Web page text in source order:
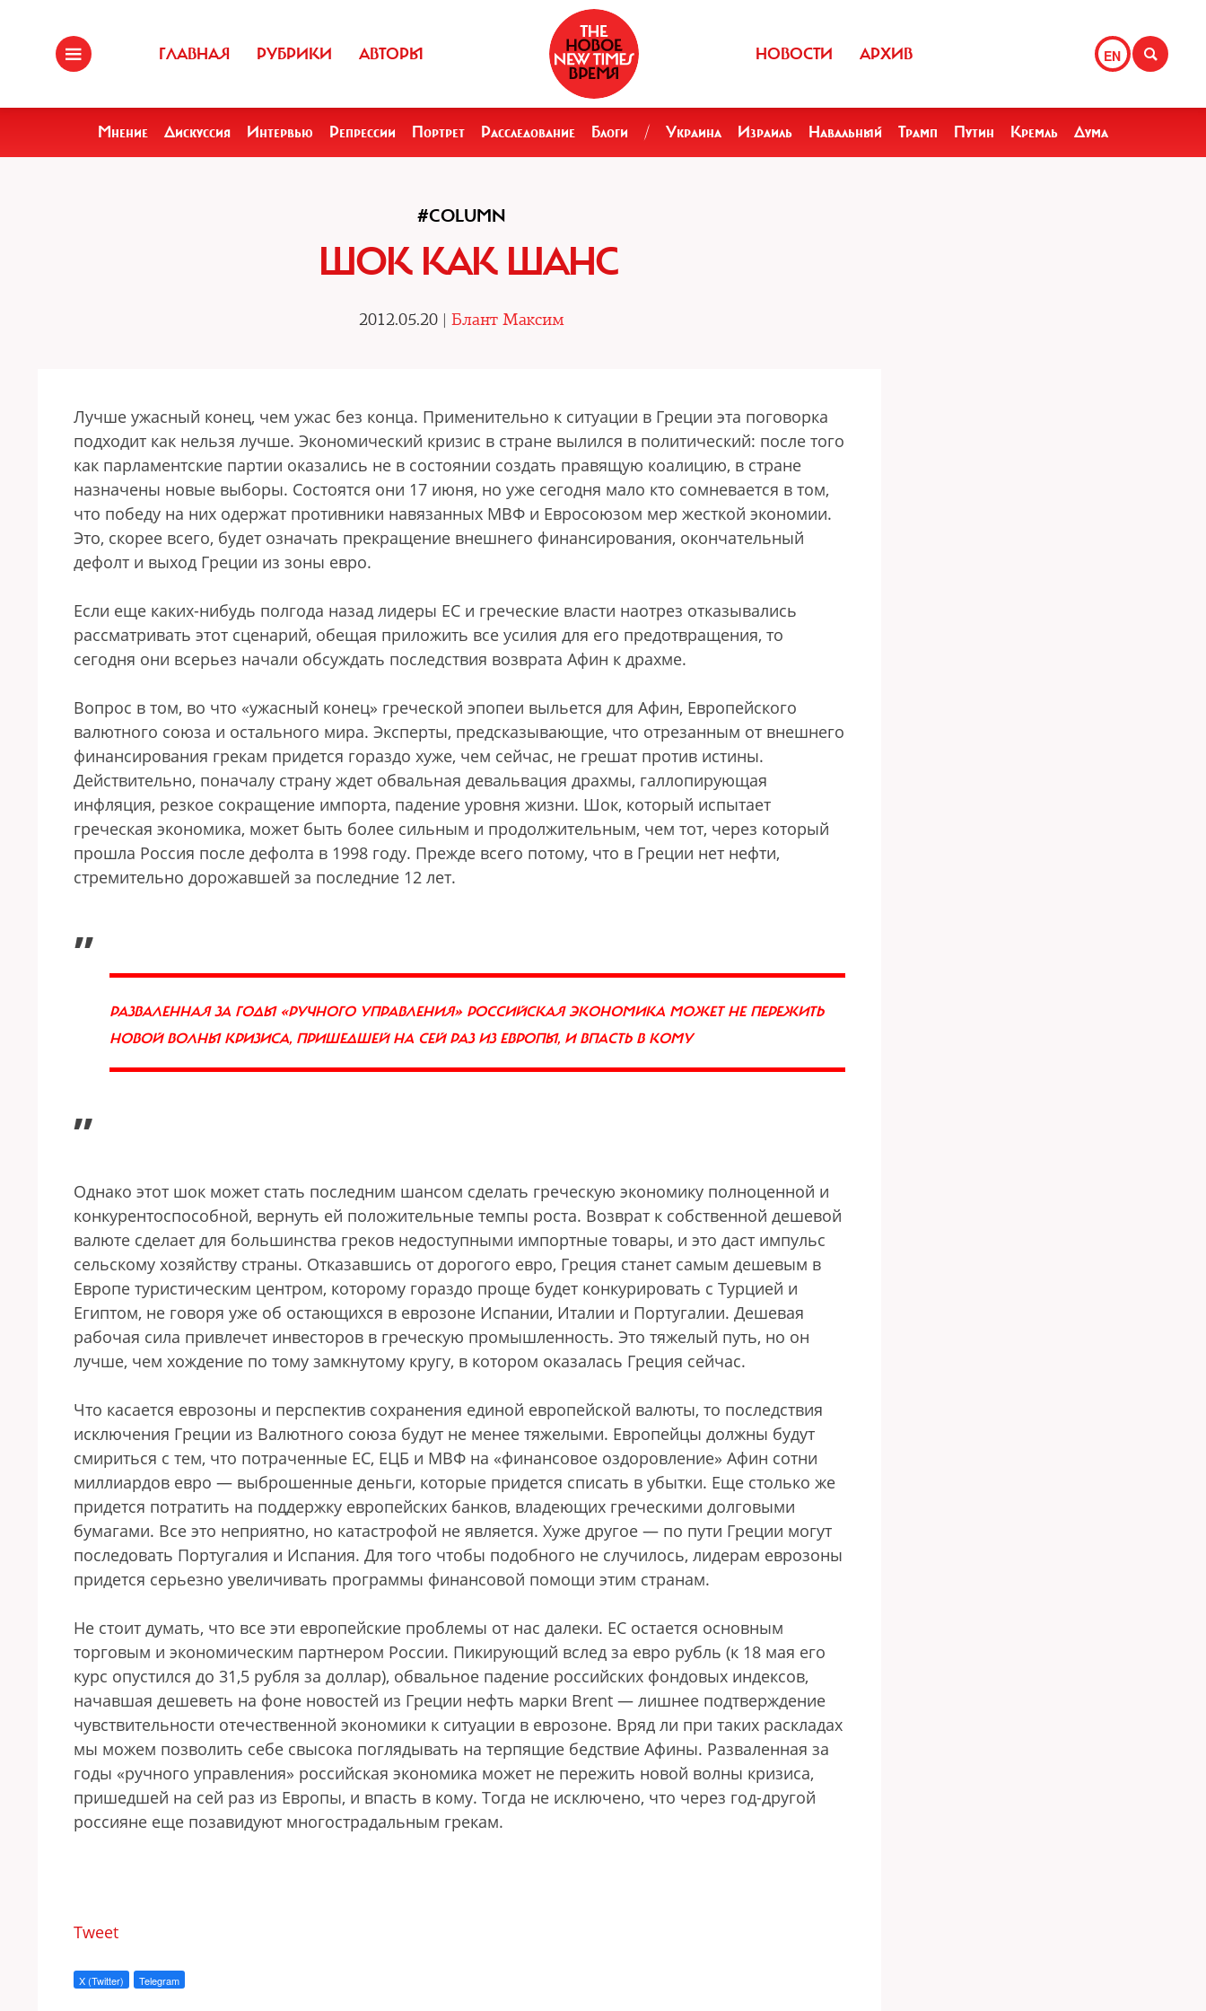
ГЛАВНАЯ РУБРИКИ АВТОРЫ EN
НОВОСТИ АРХИВ
Мнение Дискуссия Интервью Репрессии Портрет Расследование Блоги / Украина Израиль Навальный Трамп Путин Кремль Дума
#COLUMN
ШОК КАК ШАНС
2012.05.20 | Блант Максим
Лучше ужасный конец, чем ужас без конца. Применительно к ситуации в Греции эта поговорка
подходит как нельзя лучше. Экономический кризис в стране вылился в политический: после того
как парламентские партии оказались не в состоянии создать правящую коалицию, в стране
назначены новые выборы. Состоятся они 17 июня, но уже сегодня мало кто сомневается в том,
что победу на них одержат противники навязанных МВФ и Евросоюзом мер жесткой экономии.
Это, скорее всего, будет означать прекращение внешнего финансирования, окончательный
дефолт и выход Греции из зоны евро.
Если еще каких-нибудь полгода назад лидеры ЕС и греческие власти наотрез отказывались
рассматривать этот сценарий, обещая приложить все усилия для его предотвращения, то
сегодня они всерьез начали обсуждать последствия возврата Афин к драхме.
Вопрос в том, во что «ужасный конец» греческой эпопеи выльется для Афин, Европейского
валютного союза и остального мира. Эксперты, предсказывающие, что отрезанным от внешнего
финансирования грекам придется гораздо хуже, чем сейчас, не грешат против истины.
Действительно, поначалу страну ждет обвальная девальвация драхмы, галлопирующая
инфляция, резкое сокращение импорта, падение уровня жизни. Шок, который испытает
греческая экономика, может быть более сильным и продолжительным, чем тот, через который
прошла Россия после дефолта в 1998 году. Прежде всего потому, что в Греции нет нефти,
стремительно дорожавшей за последние 12 лет.
„
РАЗВАЛЕННАЯ ЗА ГОДЫ «РУЧНОГО УПРАВЛЕНИЯ» РОССИЙСКАЯ ЭКОНОМИКА МОЖЕТ НЕ ПЕРЕЖИТЬ
НОВОЙ ВОЛНЫ КРИЗИСА, ПРИШЕДШЕЙ НА СЕЙ РАЗ ИЗ ЕВРОПЫ, И ВПАСТЬ В КОМУ
”
Однако этот шок может стать последним шансом сделать греческую экономику полноценной и
конкурентоспособной, вернуть ей положительные темпы роста. Возврат к собственной дешевой
валюте сделает для большинства греков недоступными импортные товары, и это даст импульс
сельскому хозяйству страны. Отказавшись от дорогого евро, Греция станет самым дешевым в
Европе туристическим центром, которому гораздо проще будет конкурировать с Турцией и
Египтом, не говоря уже об остающихся в еврозоне Испании, Италии и Португалии. Дешевая
рабочая сила привлечет инвесторов в греческую промышленность. Это тяжелый путь, но он
лучше, чем хождение по тому замкнутому кругу, в котором оказалась Греция сейчас.
Что касается еврозоны и перспектив сохранения единой европейской валюты, то последствия
исключения Греции из Валютного союза будут не менее тяжелыми. Европейцы должны будут
смириться с тем, что потраченные ЕС, ЕЦБ и МВФ на «финансовое оздоровление» Афин сотни
миллиардов евро — выброшенные деньги, которые придется списать в убытки. Еще столько же
придется потратить на поддержку европейских банков, владеющих греческими долговыми
бумагами. Все это неприятно, но катастрофой не является. Хуже другое — по пути Греции могут
последовать Португалия и Испания. Для того чтобы подобного не случилось, лидерам еврозоны
придется серьезно увеличивать программы финансовой помощи этим странам.
Не стоит думать, что все эти европейские проблемы от нас далеки. ЕС остается основным
торговым и экономическим партнером России. Пикирующий вслед за евро рубль (к 18 мая его
курс опустился до 31,5 рубля за доллар), обвальное падение российских фондовых индексов,
начавшая дешеветь на фоне новостей из Греции нефть марки Brent — лишнее подтверждение
чувствительности отечественной экономики к ситуации в еврозоне. Вряд ли при таких раскладах
мы можем позволить себе свысока поглядывать на терпящие бедствие Афины. Разваленная за
годы «ручного управления» российская экономика может не пережить новой волны кризиса,
пришедшей на сей раз из Европы, и впасть в кому. Тогда не исключено, что через год-другой
россияне еще позавидуют многострадальным грекам.
Tweet
X (Twitter) Telegram